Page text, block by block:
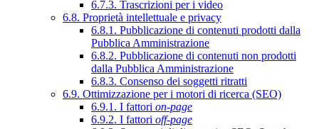
6.7.3. Trascrizioni per i video
6.8. Proprietà intellettuale e privacy
6.8.1. Pubblicazione di contenuti prodotti dalla
Pubblica Amministrazione
6.8.2. Pubblicazione di contenuti non prodotti
dalla Pubblica Amministrazione
6.8.3. Consenso dei soggetti ritratti
6.9. Ottimizzazione per i motori di ricerca (SEO)
6.9.1. I fattori on-page
6.9.2. I fattori off-page